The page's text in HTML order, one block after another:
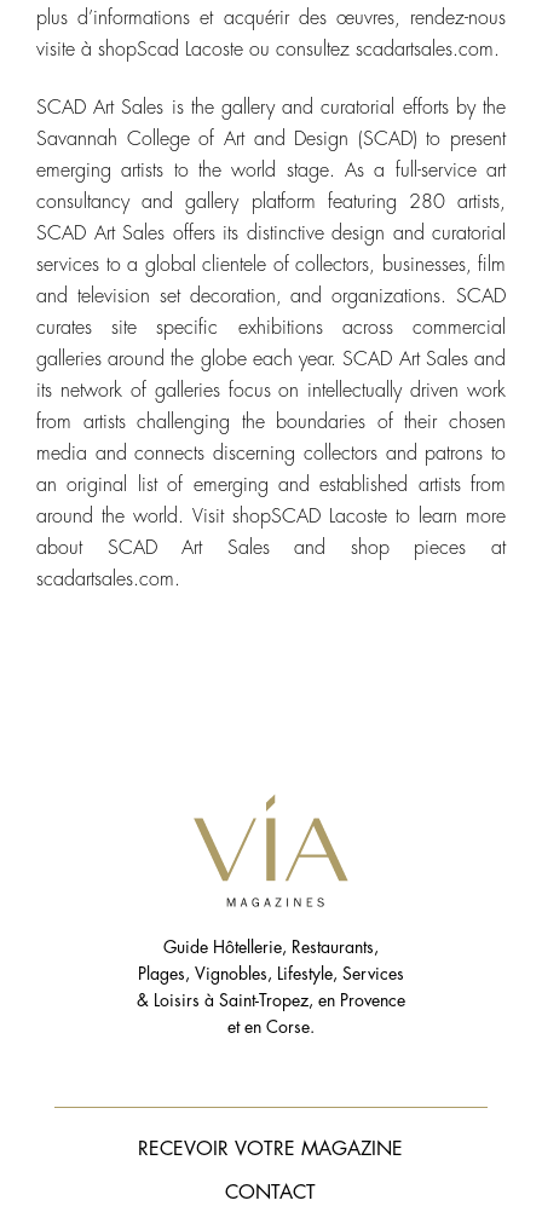
plus d’informations et acquérir des œuvres, rendez-nous
visite à shopScad Lacoste ou consultez scadartsales.com.
SCAD Art Sales is the gallery and curatorial efforts by the
Savannah College of Art and Design (SCAD) to present
emerging artists to the world stage. As a full-service art
consultancy and gallery platform featuring 280 artists,
SCAD Art Sales offers its distinctive design and curatorial
services to a global clientele of collectors, businesses, film
and television set decoration, and organizations. SCAD
curates site specific exhibitions across commercial
galleries around the globe each year. SCAD Art Sales and
its network of galleries focus on intellectually driven work
from artists challenging the boundaries of their chosen
media and connects discerning collectors and patrons to
an original list of emerging and established artists from
around the world. Visit shopSCAD Lacoste to learn more
about SCAD Art Sales and shop pieces at
scadartsales.com.
Guide Hôtellerie, Restaurants,
Plages, Vignobles, Lifestyle, Services
& Loisirs à Saint-Tropez, en Provence
et en Corse.
RECEVOIR VOTRE MAGAZINE
CONTACT